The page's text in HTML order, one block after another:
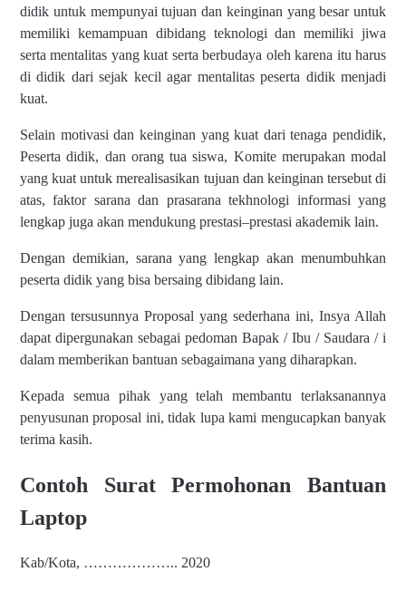
didik untuk mempunyai tujuan dan keinginan yang besar untuk
memiliki kemampuan dibidang teknologi dan memiliki jiwa
serta mentalitas yang kuat serta berbudaya oleh karena itu harus
di didik dari sejak kecil agar mentalitas peserta didik menjadi
kuat.
Selain motivasi dan keinginan yang kuat dari tenaga pendidik,
Peserta didik, dan orang tua siswa, Komite merupakan modal
yang kuat untuk merealisasikan tujuan dan keinginan tersebut di
atas, faktor sarana dan prasarana tekhnologi informasi yang
lengkap juga akan mendukung prestasi–prestasi akademik lain.
Dengan demikian, sarana yang lengkap akan menumbuhkan
peserta didik yang bisa bersaing dibidang lain.
Dengan tersusunnya Proposal yang sederhana ini, Insya Allah
dapat dipergunakan sebagai pedoman Bapak / Ibu / Saudara / i
dalam memberikan bantuan sebagaimana yang diharapkan.
Kepada semua pihak yang telah membantu terlaksanannya
penyusunan proposal ini, tidak lupa kami mengucapkan banyak
terima kasih.
Contoh Surat Permohonan Bantuan
Laptop
Kab/Kota, ……………….. 2020